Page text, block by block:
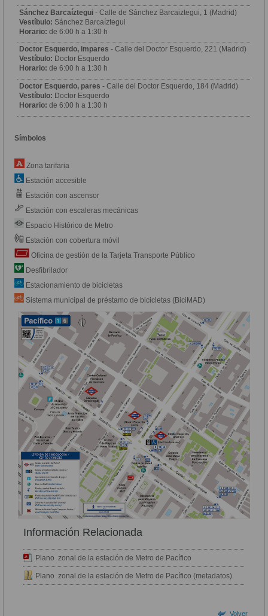
Sánchez Barcaíztegui - Calle de Sánchez Barcaiztegui, 1 (Madrid)
Vestíbulo: Sánchez Barcaíztegui
Horario: de 6:00 h a 1:30 h
Doctor Esquerdo, impares - Calle del Doctor Esquerdo, 221 (Madrid)
Vestíbulo: Doctor Esquerdo
Horario: de 6:00 h a 1:30 h
Doctor Esquerdo, pares - Calle del Doctor Esquerdo, 184 (Madrid)
Vestíbulo: Doctor Esquerdo
Horario: de 6:00 h a 1:30 h
Símbolos
Zona tarifaria
Estación accesible
Estación con ascensor
Estación con escaleras mecánicas
Espacio Histórico de Metro
Estación con cobertura móvil
Oficina de gestión de la Tarjeta Transporte Público
Desfibrilador
Estacionamiento de bicicletas
Sistema municipal de préstamo de bicicletas (BiciMAD)
Información Relacionada
Plano zonal de la estación de Metro de Pacífico
Plano zonal de la estación de Metro de Pacífico (metadatos)
Volver